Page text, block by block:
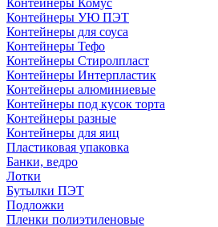
Контейнеры Комус
Контейнеры УЮ ПЭТ
Контейнеры для соуса
Контейнеры Тефо
Контейнеры Стиролпласт
Контейнеры Интерпластик
Контейнеры алюминиевые
Контейнеры под кусок торта
Контейнеры разные
Контейнеры для яиц
Пластиковая упаковка
Банки, ведро
Лотки
Бутылки ПЭТ
Подложки
Пленки полиэтиленовые